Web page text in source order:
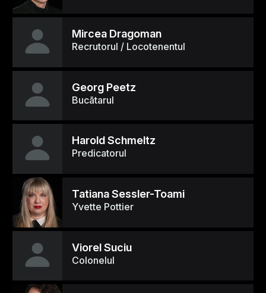
Mircea Dragoman
Recrutorul / Locotenentul
Georg Peetz
Bucătarul
Harold Schmeltz
Predicatorul
Tatiana Sessler-Toami
Yvette Pottier
Viorel Suciu
Colonelul